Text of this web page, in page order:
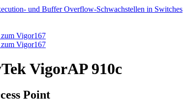
und Buffer Overflow-Schwachstellen in Switches
Vigor167
Vigor167
VigorAP 910c
Point